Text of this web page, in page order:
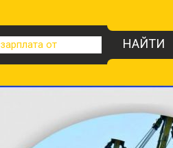
зарплата от НАЙТИ